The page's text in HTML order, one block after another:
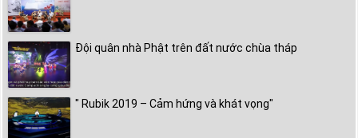
Đội quân nhà Phật trên đất nước chùa tháp
" Rubik 2019 – Cảm hứng và khát vọng"